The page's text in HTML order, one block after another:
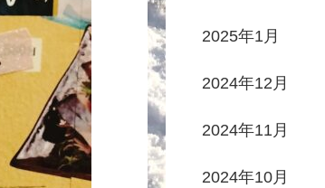
2025年1月
2024年12月
2024年11月
2024年10月